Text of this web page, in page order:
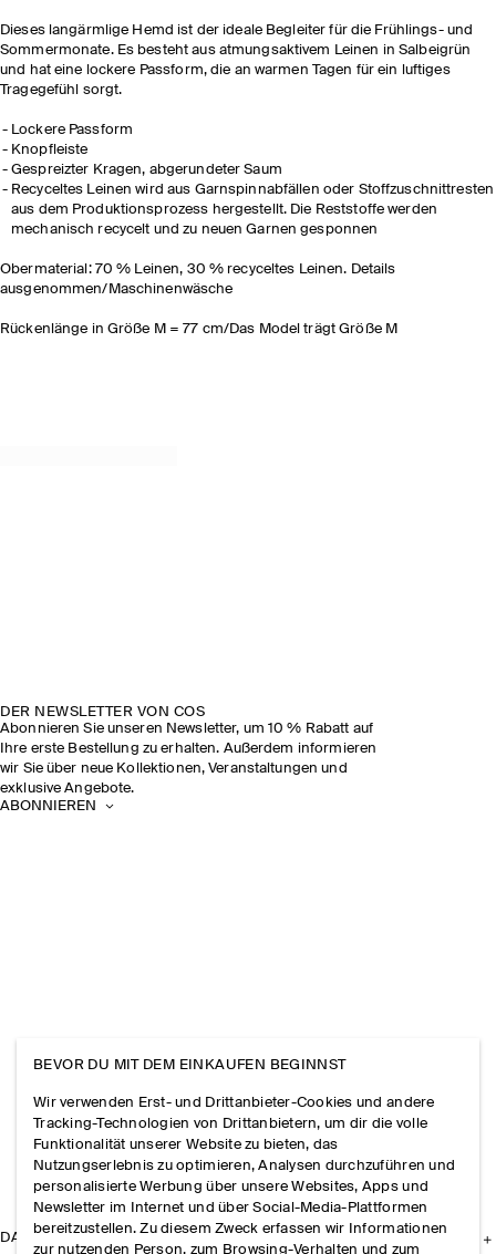
Dieses langärmlige Hemd ist der ideale Begleiter für die Frühlings- und
Sommermonate. Es besteht aus atmungsaktivem Leinen in Salbeigrün
und hat eine lockere Passform, die an warmen Tagen für ein luftiges
Tragegefühl sorgt.
Lockere Passform
Knopfleiste
Gespreizter Kragen, abgerundeter Saum
Recyceltes Leinen wird aus Garnspinnabfällen oder Stoffzuschnittresten
aus dem Produktionsprozess hergestellt. Die Reststoffe werden
mechanisch recycelt und zu neuen Garnen gesponnen
Obermaterial: 70 % Leinen, 30 % recyceltes Leinen. Details
ausgenommen/Maschinenwäsche
Rückenlänge in Größe M = 77 cm/Das Model trägt Größe M
DER NEWSLETTER VON COS
Abonnieren Sie unseren Newsletter, um 10 % Rabatt auf
Ihre erste Bestellung zu erhalten. Außerdem informieren
wir Sie über neue Kollektionen, Veranstaltungen und
exklusive Angebote.
ABONNIEREN
DAS UNTERNEHMEN
BEVOR DU MIT DEM EINKAUFEN BEGINNST
Wir verwenden Erst- und Drittanbieter-Cookies und andere
Tracking-Technologien von Drittanbietern, um dir die volle
Funktionalität unserer Website zu bieten, das
Nutzungserlebnis zu optimieren, Analysen durchzuführen und
personalisierte Werbung über unsere Websites, Apps und
Newsletter im Internet und über Social-Media-Plattformen
bereitzustellen. Zu diesem Zweck erfassen wir Informationen
zur nutzenden Person, zum Browsing-Verhalten und zum